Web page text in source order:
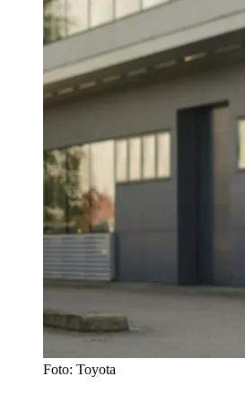
Foto: Toyota